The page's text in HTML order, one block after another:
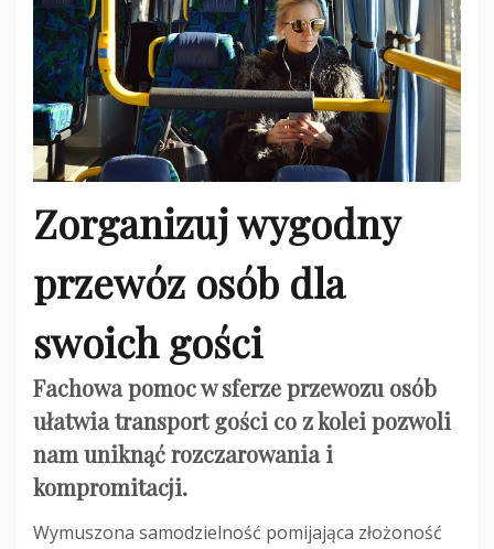
Zorganizuj wygodny
przewóz osób dla
swoich gości
Fachowa pomoc w sferze przewozu osób
ułatwia transport gości co z kolei pozwoli
nam uniknąć rozczarowania i
kompromitacji.
Wymuszona samodzielność pomijająca złożoność